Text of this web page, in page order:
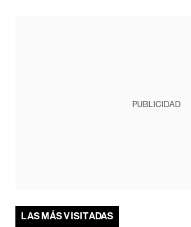
PUBLICIDAD
LAS MÁS VISITADAS